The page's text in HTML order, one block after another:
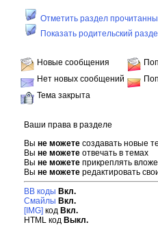
Отметить раздел
Показать родительский
Новые сообщения
Нет новых сообщений
Тема закрыта
Ваши права в разделе
Вы не можете создавать новые
Вы не можете отвечать в темах
Вы не можете прикреплять
Вы не можете редактировать
BB коды Вкл.
Смайлы Вкл.
[IMG] код Вкл.
HTML код Выкл.